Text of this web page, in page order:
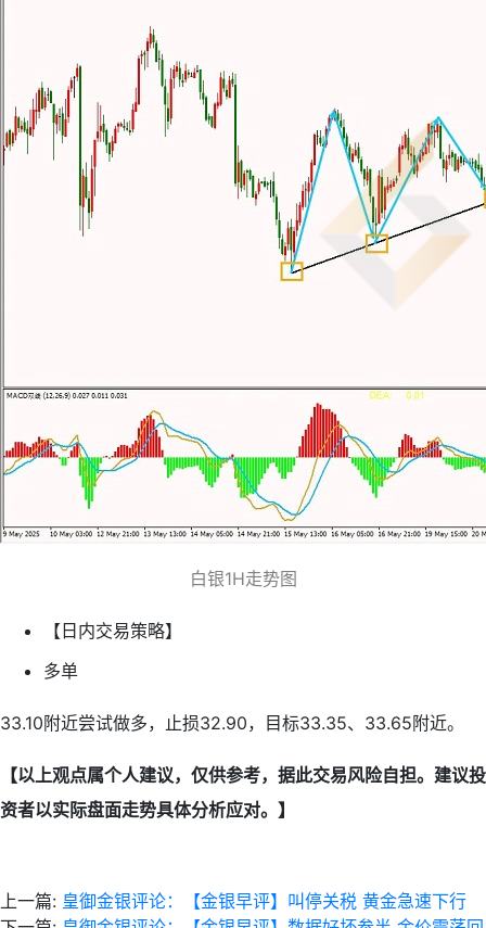
白银1H走势图
【日内交易策略】
多单
33.10附近尝试做多，止损32.90，目标33.35、33.65附近。
【以上观点属个人建议，仅供参考，据此交易风险自担。建议投
资者以实际盘面走势具体分析应对。】
上一篇: 皇御金银评论：【金银早评】叫停关税 黄金急速下行